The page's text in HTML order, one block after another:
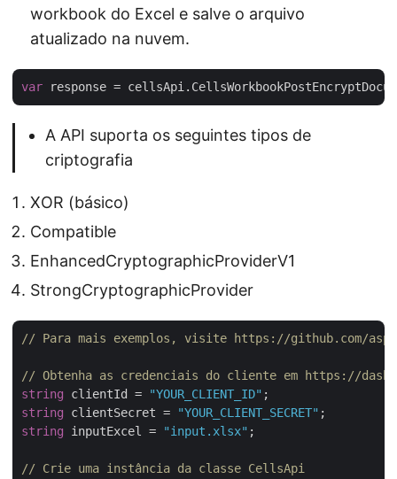
workbook do Excel e salve o arquivo
atualizado na nuvem.
var response =
A API suporta os seguintes tipos de
criptografia
XOR (básico)
Compatible
EnhancedCryptographicProviderV1
StrongCryptographicProvider
// Para mais exemplos, visite https://github.com/
// Obtenha as credenciais do cliente em https://
string clientId = "YOUR_CLIENT_ID"
string clientSecret = "YOUR_CLIENT_SECRET"
string inputExcel = "input.xlsx" ;
// Crie uma instância da classe CellsApi